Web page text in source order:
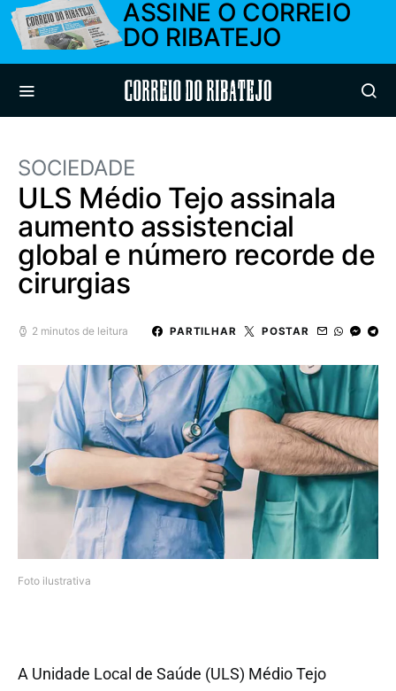
ASSINE O CORREIO
DO RIBATEJO
Correio do Ribatejo
SOCIEDADE
ULS Médio Tejo assinala
aumento assistencial
global e número recorde de
cirurgias
2 minutos de leitura PARTILHAR POSTAR
Foto ilustrativa
A Unidade Local de Saúde (ULS) Médio Tejo